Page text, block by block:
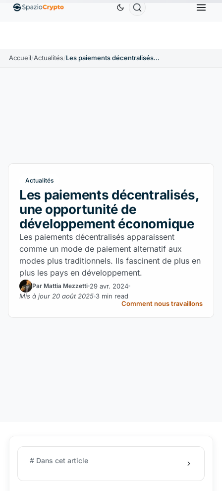
0,9991 $US↑0.00% 586,64 $US ↑2.10% 0,9995 $US
Accueil/Actualités/ Les paiements décentralisés, une opportunité de développement économique
Actualités
Les paiements décentralisés,
une opportunité de
développement économique
Les paiements décentralisés apparaissent
comme un mode de paiement alternatif aux
modes plus traditionnels. Ils fascinent de plus en
plus les pays en développement.
Par Mattia Mezzetti 29 avr. 2024
Mis à jour 20 août 2025 3 min read
Comment nous travaillons
# Dans cet article